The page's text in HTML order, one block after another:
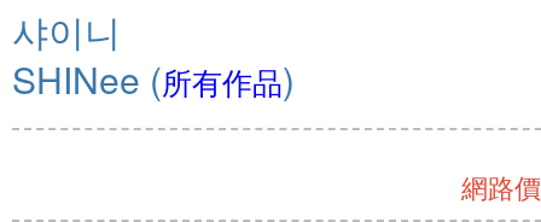
샤이니
SHINee (所有作品)
網路